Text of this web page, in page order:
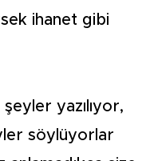
ihanet gibi
yazılıyor,
söylüyorlar